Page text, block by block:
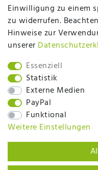
Einwilligung zu einem
zu widerrufen.
Hinweise zur
unserer
Essenziell
Statistik
Externe Medien
PayPal
Funktional
Weitere Einstellungen